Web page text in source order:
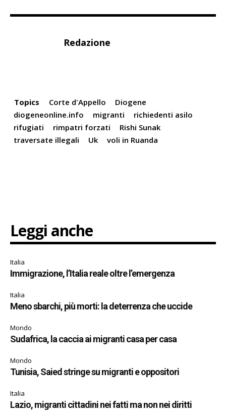
Redazione
Topics Corte d'Appello
Diogene
diogeneonline.info
migranti
richiedenti asilo
rifugiati
rimpatri forzati
Rishi Sunak
traversate illegali
Uk voli in Ruanda
Leggi anche
Italia
Immigrazione, l’Italia reale oltre l’emergenza
Italia
Meno sbarchi, più morti: la deterrenza che uccide
Mondo
Sudafrica, la caccia ai migranti casa per casa
Mondo
Tunisia, Saied stringe su migranti e oppositori
Italia
Lazio, migranti cittadini nei fatti ma non nei diritti